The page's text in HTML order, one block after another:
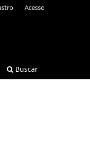
Buscar
Acesso